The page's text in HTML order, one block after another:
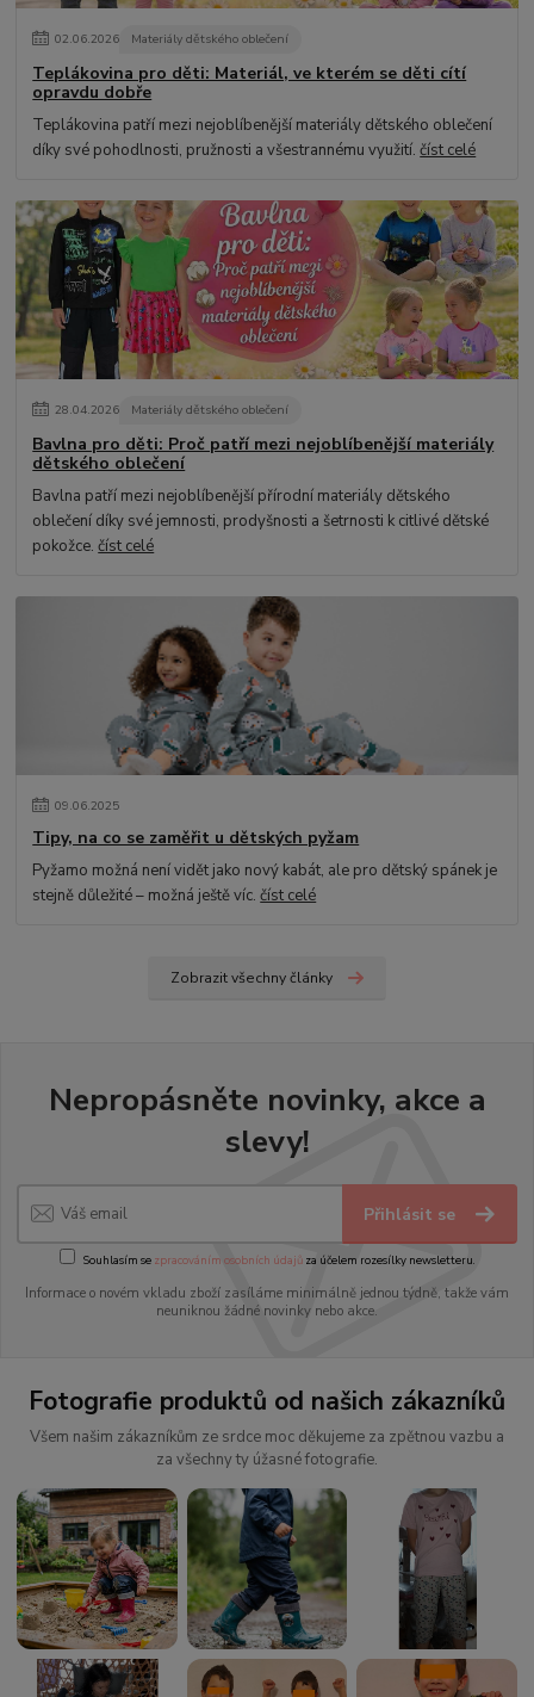
02.06.2026 Materiály dětského oblečení
Teplákovina pro děti: Materiál, ve kterém se děti cítí
opravdu dobře
Teplákovina patří mezi nejoblíbenější materiály dětského oblečení
díky své pohodlnosti, pružnosti a všestrannému využití.číst celé
28.04.2026 Materiály dětského oblečení
Bavlna pro děti: Proč patří mezi nejoblíbenější materiály
dětského oblečení
Bavlna patří mezi nejoblíbenější přírodní materiály dětského
oblečení díky své jemnosti, prodyšnosti a šetrnosti k citlivé dětské
pokožce.číst celé
09.06.2025
Tipy, na co se zaměřit u dětských pyžam
Pyžamo možná není vidět jako nový kabát, ale pro dětský spánek je
stejně důležité – možná ještě víc.číst celé
Zobrazit všechny články
Nepropásněte novinky, akce a
slevy!
Přihlásit se
Souhlasím se zpracováním osobních údajůza účelem rozesílky newsletteru.
Informace o novém vkladu zboží zasíláme minimálně jednou týdně, takže vám
neuniknou žádné novinky nebo akce.
Fotografie produktů od našich zákazníků
Všem našim zákazníkům ze srdce moc děkujeme za zpětnou vazbu a
za všechny ty úžasné fotografie.